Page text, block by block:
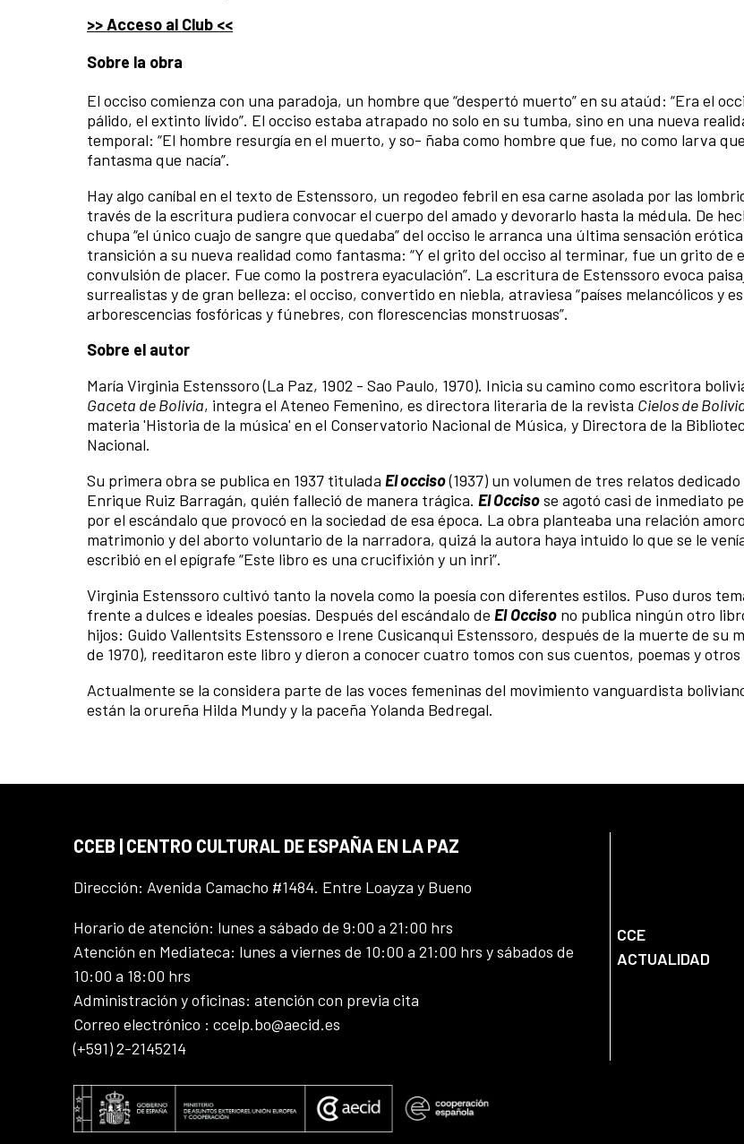
>> Acceso al Club <<
Sobre la obra
El occiso comienza con una paradoja, un hombre que “despertó muerto” en su ataúd: “Era el
pálido, el extinto lívido”. El occiso estaba atrapado no solo en su tumba, sino en una nueva
temporal: “El hombre resurgía en el muerto, y so- ñaba como hombre que fue, no como larva
fantasma que nacía”.
Hay algo caníbal en el texto de Estenssoro, un regodeo febril en esa carne asolada por las
través de la escritura pudiera convocar el cuerpo del amado y devorarlo hasta la médula. De
chupa “el único cuajo de sangre que quedaba” del occiso le arranca una última sensación
transición a su nueva realidad como fantasma: “Y el grito del occiso al terminar, fue un grito de
convulsión de placer. Fue como la postrera eyaculación”. La escritura de Estenssoro evoca
surrealistas y de gran belleza: el occiso, convertido en niebla, atraviesa “países melancólicos y
arborescencias fosfóricas y fúnebres, con florescencias monstruosas”.
Sobre el autor
María Virginia Estenssoro (La Paz, 1902 - Sao Paulo, 1970). Inicia su camino como escritora
Gaceta de Bolivia, integra el Ateneo Femenino, es directora literaria de la revista Cielos de
materia 'Historia de la música' en el Conservatorio Nacional de Música, y Directora de la
Nacional.
Su primera obra se publica en 1937 titulada El occiso(1937) un volumen de tres relatos dedicado
Enrique Ruiz Barragán, quién falleció de manera trágica. El Occisose agotó casi de inmediato
por el escándalo que provocó en la sociedad de esa época. La obra planteaba una relación
matrimonio y del aborto voluntario de la narradora, quizá la autora haya intuido lo que se le
escribió en el epígrafe “Este libro es una crucifixión y un inri”.
Virginia Estenssoro cultivó tanto la novela como la poesía con diferentes estilos. Puso duros
frente a dulces e ideales poesías. Después del escándalo de El Occiso no publica ningún otro
hijos: Guido Vallentsits Estenssoro e Irene Cusicanqui Estenssoro, después de la muerte de su
de 1970), reeditaron este libro y dieron a conocer cuatro tomos con sus cuentos, poemas y
Actualmente se la considera parte de las voces femeninas del movimiento vanguardista
están la orureña Hilda Mundy y la paceña Yolanda Bedregal.
CCEB | CENTRO CULTURAL DE ESPAÑA EN LA PAZ
Dirección: Avenida Camacho #1484. Entre Loayza y Bueno
Horario de atención: lunes a sábado de 9:00 a 21:00 hrs
Atención en Mediateca: lunes a viernes de 10:00 a 21:00 hrs y sábados de
10:00 a 18:00 hrs
Administración y oficinas: atención con previa cita
Correo electrónico : ccelp.bo@aecid.es
(+591) 2-2145214
CCE
ACTUALIDAD